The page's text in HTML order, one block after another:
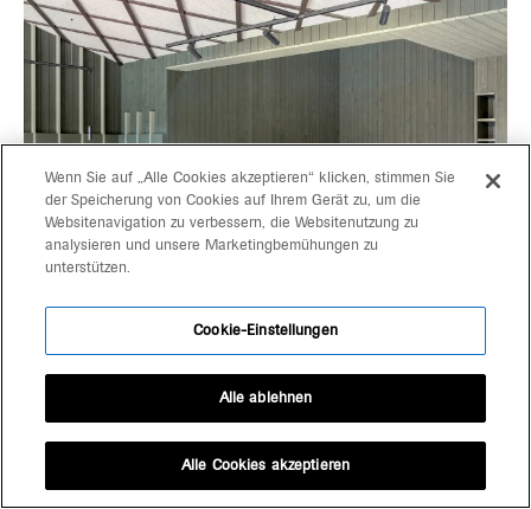
Wenn Sie auf „Alle Cookies akzeptieren“ klicken, stimmen Sie
der Speicherung von Cookies auf Ihrem Gerät zu, um die
Websitenavigation zu verbessern, die Websitenutzung zu
analysieren und unsere Marketingbemühungen zu
unterstützen.
Cookie-Einstellungen
Alle ablehnen
Alle Cookies akzeptieren